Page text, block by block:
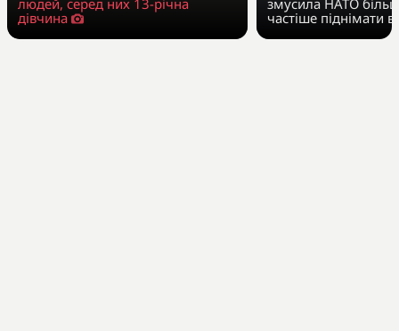
людей, серед них 13-річна
дівчина
змусила НАТО
частіше піднімати